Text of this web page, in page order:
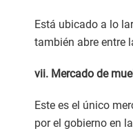
Está ubicado a lo
también abre entre
vii. Mercado de
Este es el único
por el gobierno en